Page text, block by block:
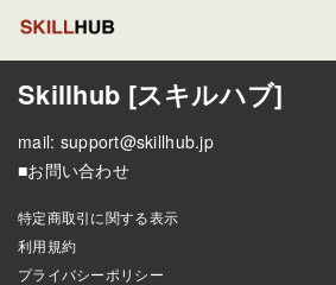
Skillhub [スキルハブ]
mail: support@skillhub.jp
■お問い合わせ
特定商取引に関する表示
利用規約
プライバシーポリシー